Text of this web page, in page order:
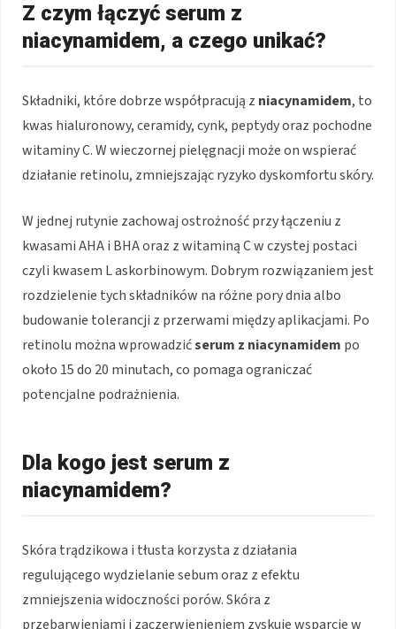
Z czym łączyć serum z
niacynamidem, a czego unikać?
Składniki, które dobrze współpracują z niacynamidem, to
kwas hialuronowy, ceramidy, cynk, peptydy oraz pochodne
witaminy C. W wieczornej pielęgnacji może on wspierać
działanie retinolu, zmniejszając ryzyko dyskomfortu skóry.
W jednej rutynie zachowaj ostrożność przy łączeniu z
kwasami AHA i BHA oraz z witaminą C w czystej postaci
czyli kwasem L askorbinowym. Dobrym rozwiązaniem jest
rozdzielenie tych składników na różne pory dnia albo
budowanie tolerancji z przerwami między aplikacjami. Po
retinolu można wprowadzićserum z niacynamidem po
około 15 do 20 minutach, co pomaga ograniczać
potencjalne podrażnienia.
Dla kogo jest serum z
niacynamidem?
Skóra trądzikowa i tłusta korzysta z działania
regulującego wydzielanie sebum oraz z efektu
zmniejszenia widoczności porów. Skóra z
przebarwieniami i zaczerwienieniem zyskuje wsparcie w